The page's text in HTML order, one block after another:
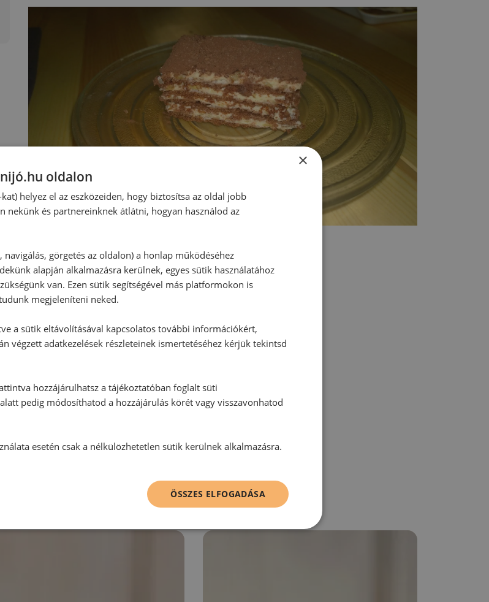
Hozzászólások
Hozzászólás írása
Vélemény írásához, kérjük,jelentkezz be!
RECEPTAJÁNLÓ
×
oldalon
helyez el az eszközeiden, hogy biztosítsa az oldal jobb
nekünk és partnereinknek átlátni, hogyan használod az
görgetés az oldalon) a honlap működéséhez
alapján alkalmazásra kerülnek, egyes sütik használatához
van. Ezen sütik segítségével más platformokon is
megjeleníteni neked.
a sütik eltávolításával kapcsolatos további információkért,
végzett adatkezelések részleteinek ismertetéséhez kérjük tekintsd
hozzájárulhatsz a tájékoztatóban foglalt süti
pedig módosíthatod a hozzájárulás körét vagy visszavonhatod
esetén csak a nélkülözhetetlen sütik kerülnek alkalmazásra.
ÖSSZES ELFOGADÁSA